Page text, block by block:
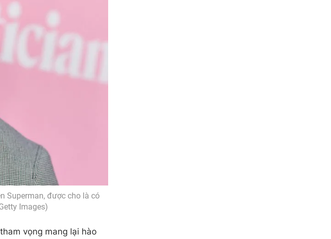
Superman, được cho là có
Images)
vọng mang lại hào